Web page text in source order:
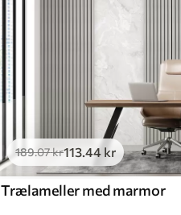
189.07kr113.44 kr
Trælameller med marmor